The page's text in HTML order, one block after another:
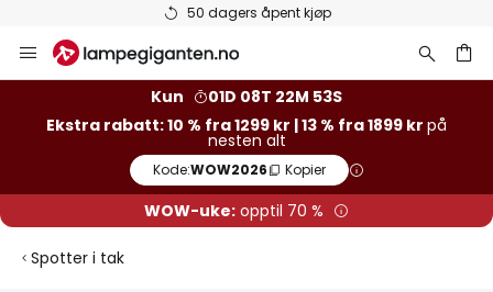
50 dagers åpent kjøp
Hopp
til
Kun
01D 08T 22M 53S
Ekstra rabatt: 10 % fra 1299 kr | 13 % fra 1899 kr på
nesten alt
Kode:WOW2026 Kopier
WOW-uke: opptil 70 %
Spotter i tak